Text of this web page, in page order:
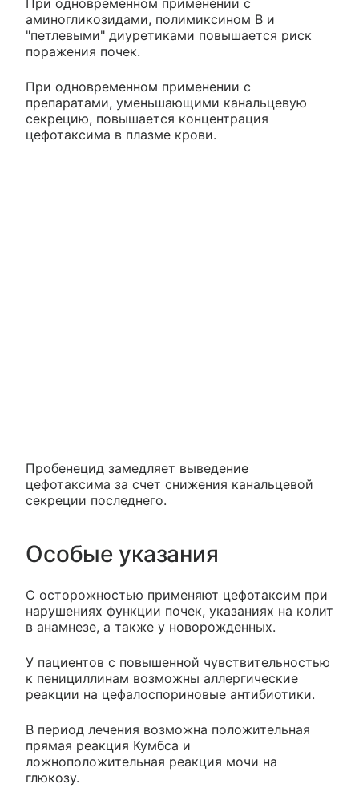
При одновременном применении с
аминогликозидами, полимиксином B и
"петлевыми" диуретиками повышается риск
поражения почек.
При одновременном применении с
препаратами, уменьшающими канальцевую
секрецию, повышается концентрация
цефотаксима в плазме крови.
Пробенецид замедляет выведение
цефотаксима за счет снижения канальцевой
секреции последнего.
Особые указания
С осторожностью применяют цефотаксим при
нарушениях функции почек, указаниях на колит
в анамнезе, а также у новорожденных.
У пациентов с повышенной чувствительностью
к пенициллинам возможны аллергические
реакции на цефалоспориновые антибиотики.
В период лечения возможна положительная
прямая реакция Кумбса и
ложноположительная реакция мочи на
глюкозу.